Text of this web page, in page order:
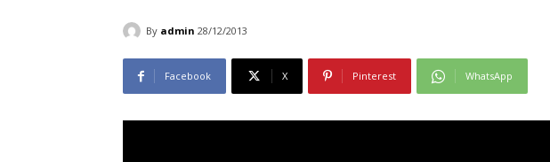
By admin 28/12/2013
Facebook X Pinterest WhatsApp